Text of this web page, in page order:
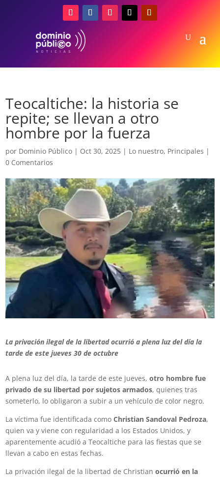
Teocaltiche: la historia se
repite; se llevan a otro
hombre por la fuerza
por Dominio Público | Oct 30, 2025 | Lo nuestro, Principales |
0 Comentarios
La privación ilegal de la libertad ocurrió a plena luz del día la
tarde de este jueves 30 de octubre
A plena luz del día, la tarde de este jueves, otro hombre fue
privado de su libertad por sujetos armados, quienes tras
someterlo, lo obligaron a subir a un vehículo de color negro.
La víctima fue identificada como Christian Sandoval Pedroza,
quien va y viene con regularidad a los Estados Unidos, y
aparentemente acudió a Teocaltiche para las fiestas que se
llevan a cabo en estas fechas.
La privación ilegal de la libertad de Christianocurrió en la